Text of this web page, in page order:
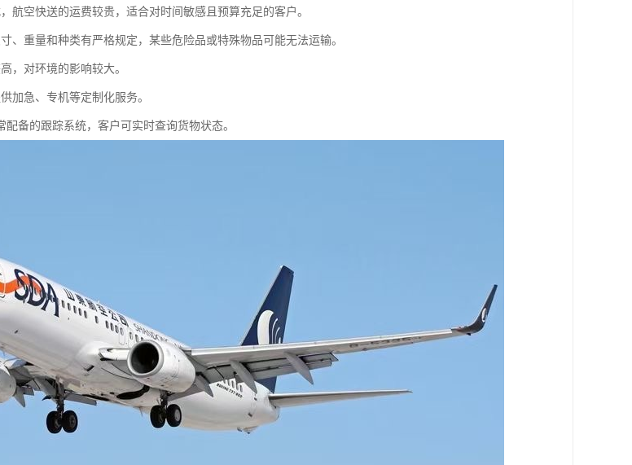
航空快送的运费较贵，适合对时间敏感且预算充足的客户。
、重量和种类有严格规定，某些危险品或特殊物品可能无法运输。
，对环境的影响较大。
加急、专机等定制化服务。
备的跟踪系统，客户可实时查询货物状态。